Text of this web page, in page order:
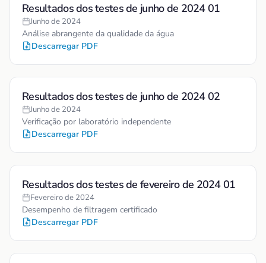
Resultados dos testes de junho de 2024 01
Junho de 2024
Análise abrangente da qualidade da água
Descarregar PDF
Resultados dos testes de junho de 2024 02
Junho de 2024
Verificação por laboratório independente
Descarregar PDF
Resultados dos testes de fevereiro de 2024 01
Fevereiro de 2024
Desempenho de filtragem certificado
Descarregar PDF